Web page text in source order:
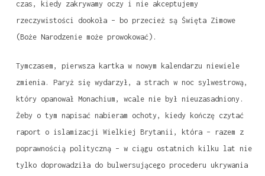
czas, kiedy zakrywamy oczy i nie akceptujemy
rzeczywistości dookoła – bo przecież są Święta Zimowe
(Boże Narodzenie może prowokować).
Tymczasem, pierwsza kartka w nowym kalendarzu niewiele
zmienia. Paryż się wydarzył, a strach w noc sylwestrową,
który opanował Monachium, wcale nie był nieuzasadniony.
Żeby o tym napisać nabieram ochoty, kiedy kończę czytać
raport o islamizacji Wielkiej Brytanii, która – razem z
poprawnością polityczną – w ciągu ostatnich kilku lat nie
tylko doprowadziła do bulwersującego procederu ukrywania